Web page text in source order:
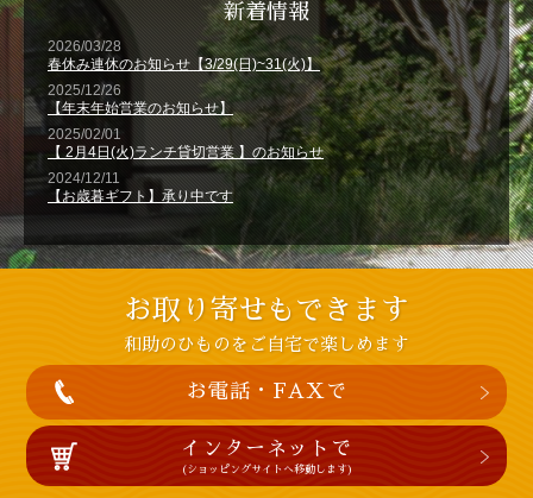
新着情報
お取り寄せもできます
和助のひものをご自宅で楽しめます
お電話・FAXで
インターネットで
(ショッピングサイトへ移動します)